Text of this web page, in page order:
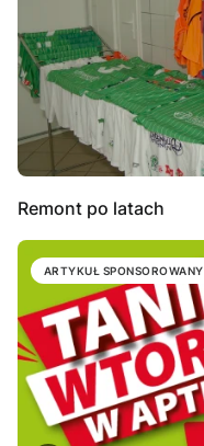
Remont po latach
ARTYKUŁ SPONSOROWANY